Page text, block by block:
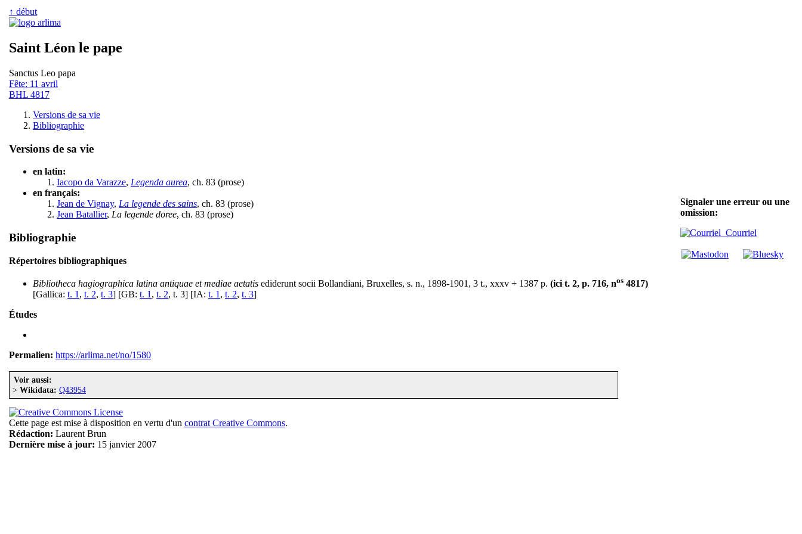
↑ début
Saint Léon le pape
Sanctus Leo papa
Fête: 11 avril
BHL 4817
Versions de sa vie
Bibliographie
Versions de sa vie
en latin:
Iacopo da Varazze, Legenda aurea, ch. 83 (prose)
en français:
Jean de Vignay, La legende des sains, ch. 83 (prose)
Jean Batallier, La legende doree, ch. 83 (prose)
Bibliographie
Répertoires bibliographiques
Bibliotheca hagiographica latina antiquae et mediae aetatis ediderunt socii Bollandiani, Bruxelles, s. n., 1898-1901, 3 t., xxxv + 1387 p. (ici t. 2, p. 716, nos 4817)
[Gallica: t. 1 , t. 2, t. 3] [GB: t. 1 , t. 2, t. 3] [IA: t. 1 , t. 2, t. 3]
Études
Permalien: https://arlima.net/no/1580
Voir aussi:
> Wikidata: Q43954
Cette page est mise à disposition en vertu d'un contrat Creative Commons.
Rédaction: Laurent Brun
Dernière mise à jour: 15 janvier 2007
Signaler une erreur ou une
omission:
Courriel